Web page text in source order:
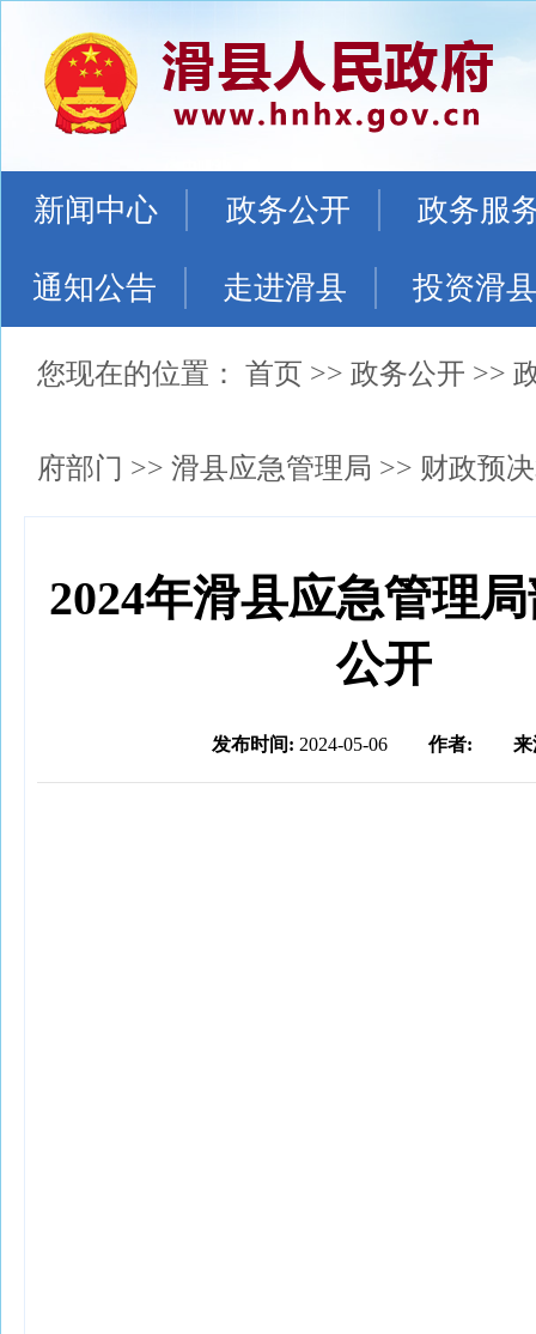
新闻中心 政务公开 政务服
通知公告 走进滑县 投资滑县
您现在的位置： 首页 >> 政务公开 >>
府部门 >> 滑县应急管理局 >> 财政预
2024年滑县应急管理
公开
发布时间: 2024-05-06 作者: 来